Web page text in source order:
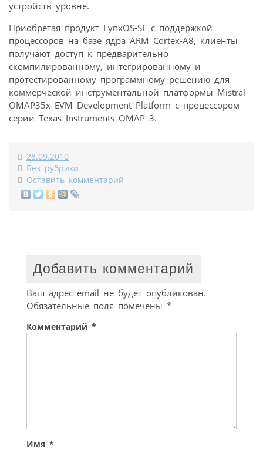
устройств уровне.
Приобретая продукт LynxOS-SE с поддержкой
процессоров на базе ядра ARM Cortex-A8, клиенты
получают доступ к предварительно
скомпилированному, интегрированному и
протестированному программному решению для
коммерческой инструментальной платформы Mistral
OMAP35x EVM Development Platform с процессором
серии Texas Instruments OMAP 3.
28.09.2010
Без рубрики
Оставить комментарий
Добавить комментарий
Ваш адрес email не будет опубликован.
Обязательные поля помечены *
Комментарий *
Имя *